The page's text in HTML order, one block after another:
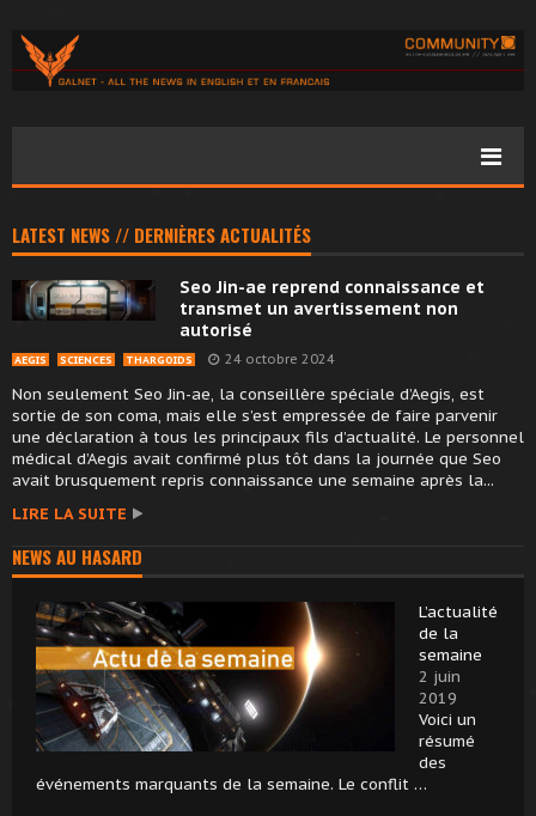
LATEST NEWS // DERNIÈRES ACTUALITÉS
Seo Jin-ae reprend connaissance et
transmet un avertissement non
autorisé
AEGIS SCIENCES THARGOIDS 24 octobre 2024
Non seulement Seo Jin-ae, la conseillère spéciale d’Aegis, est
sortie de son coma, mais elle s’est empressée de faire parvenir
une déclaration à tous les principaux fils d’actualité. Le personnel
médical d’Aegis avait confirmé plus tôt dans la journée que Seo
avait brusquement repris connaissance une semaine après la...
LIRE LA SUITE
NEWS AU HASARD
L’actualité
de la
semaine
2 juin
2019
Voici un
résumé
des
événements marquants de la semaine. Le conflit …